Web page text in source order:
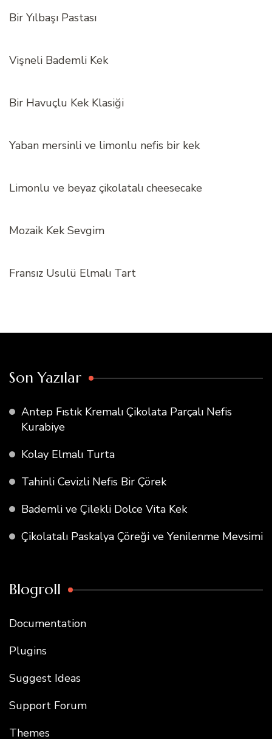
Bir Yılbaşı Pastası
Vişneli Bademli Kek
Bir Havuçlu Kek Klasiği
Yaban mersinli ve limonlu nefis bir kek
Limonlu ve beyaz çikolatalı cheesecake
Mozaik Kek Sevgim
Fransız Usulü Elmalı Tart
Son Yazılar
Antep Fıstık Kremalı Çikolata Parçalı Nefis
Kurabiye
Kolay Elmalı Turta
Tahinli Cevizli Nefis Bir Çörek
Bademli ve Çilekli Dolce Vita Kek
Çikolatalı Paskalya Çöreği ve Yenilenme Mevsimi
Blogroll
Documentation
Plugins
Suggest Ideas
Support Forum
Themes